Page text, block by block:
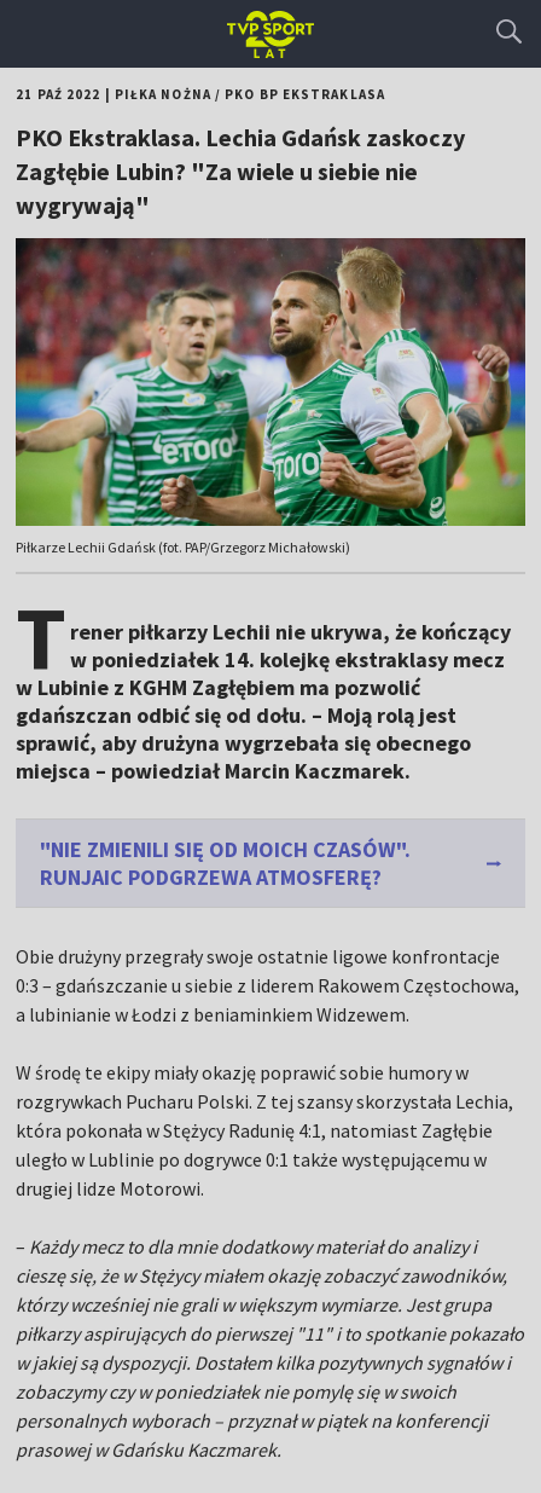
21 PAŹ 2022 PIŁKA NOŻNA/ PKO BP EKSTRAKLASA
PKO Ekstraklasa. Lechia Gdańsk zaskoczy
Zagłębie Lubin? "Za wiele u siebie nie
wygrywają"
Piłkarze Lechii Gdańsk (fot. PAP/Grzegorz Michałowski)
T rener piłkarzy Lechii nie ukrywa, że kończący
w poniedziałek 14. kolejkę ekstraklasy mecz
w Lubinie z KGHM Zagłębiem ma pozwolić
gdańszczan odbić się od dołu. – Moją rolą jest
sprawić, aby drużyna wygrzebała się obecnego
miejsca – powiedział Marcin Kaczmarek.
"NIE ZMIENILI SIĘ OD MOICH CZASÓW".
RUNJAIC PODGRZEWA ATMOSFERĘ?
Obie drużyny przegrały swoje ostatnie ligowe konfrontacje
0:3 – gdańszczanie u siebie z liderem Rakowem Częstochowa,
a lubinianie w Łodzi z beniaminkiem Widzewem.
W środę te ekipy miały okazję poprawić sobie humory w
rozgrywkach Pucharu Polski. Z tej szansy skorzystała Lechia,
która pokonała w Stężycy Radunię 4:1, natomiast Zagłębie
uległo w Lublinie po dogrywce 0:1 także występującemu w
drugiej lidze Motorowi.
– Każdy mecz to dla mnie dodatkowy materiał do analizy i
cieszę się, że w Stężycy miałem okazję zobaczyć zawodników,
którzy wcześniej nie grali w większym wymiarze. Jest grupa
piłkarzy aspirujących do pierwszej "11" i to spotkanie pokazało
w jakiej są dyspozycji. Dostałem kilka pozytywnych sygnałów i
zobaczymy czy w poniedziałek nie pomylę się w swoich
personalnych wyborach – przyznał w piątek na konferencji
prasowej w Gdańsku Kaczmarek.